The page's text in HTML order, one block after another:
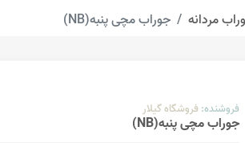
مردانه جوراب مچی پنبه(NB)
فروشنده: فروشگاه گیلار
جوراب مچی پنبه(NB)